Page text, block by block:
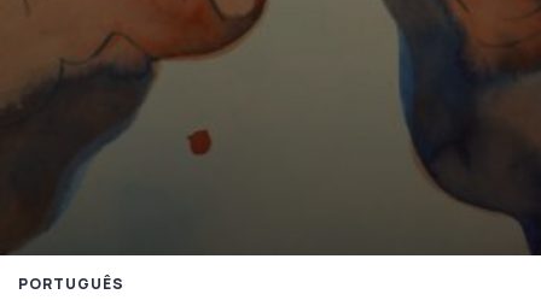
PORTUGUÊS